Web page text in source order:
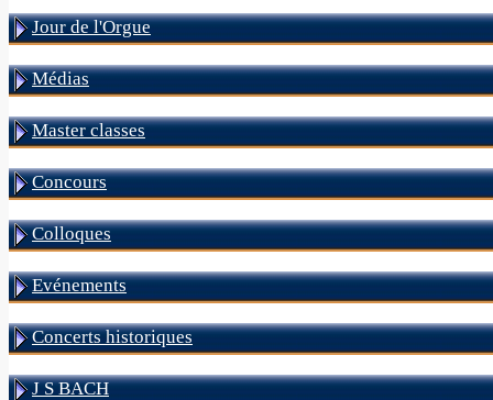
Jour de l'Orgue
Médias
Master classes
Concours
Colloques
Evénements
Concerts historiques
J S BACH